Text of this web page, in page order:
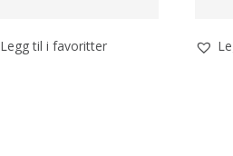
Legg til i favoritter